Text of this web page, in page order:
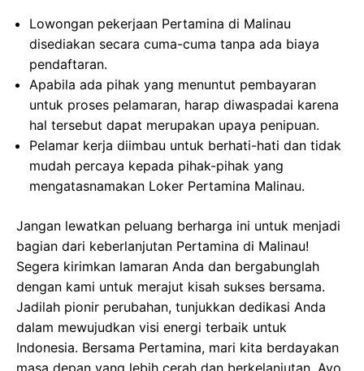
Lowongan pekerjaan Pertamina di Malinau
disediakan secara cuma-cuma tanpa ada biaya
pendaftaran.
Apabila ada pihak yang menuntut pembayaran
untuk proses pelamaran, harap diwaspadai karena
hal tersebut dapat merupakan upaya penipuan.
Pelamar kerja diimbau untuk berhati-hati dan tidak
mudah percaya kepada pihak-pihak yang
mengatasnamakan Loker Pertamina Malinau.
Jangan lewatkan peluang berharga ini untuk menjadi
bagian dari keberlanjutan Pertamina di Malinau!
Segera kirimkan lamaran Anda dan bergabunglah
dengan kami untuk merajut kisah sukses bersama.
Jadilah pionir perubahan, tunjukkan dedikasi Anda
dalam mewujudkan visi energi terbaik untuk
Indonesia. Bersama Pertamina, mari kita berdayakan
masa depan yang lebih cerah dan berkelanjutan. Ayo,